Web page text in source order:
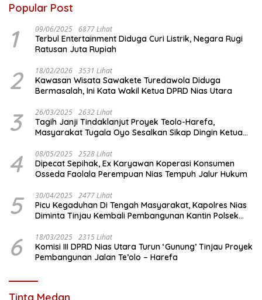
Popular Post
1 09/06/2025 6877 Lihat
Terbul Entertainment Diduga Curi Listrik, Negara Rugi
Ratusan Juta Rupiah
2 18/02/2026 3531 Lihat
Kawasan Wisata Sawakete Turedawola Diduga
Bermasalah, Ini Kata Wakil Ketua DPRD Nias Utara
3 26/03/2025 2632 Lihat
Tagih Janji Tindaklanjut Proyek Teolo-Harefa,
Masyarakat Tugala Oyo Sesalkan Sikap Dingin Ketua
4 08/05/2025 2528 Lihat
Dipecat Sepihak, Ex Karyawan Koperasi Konsumen
Osseda Faolala Perempuan Nias Tempuh Jalur Hukum
5 30/04/2025 2477 Lihat
Picu Kegaduhan Di Tengah Masyarakat, Kapolres Nias
Diminta Tinjau Kembali Pembangunan Kantin Polsek
6 18/03/2025 2315 Lihat
Komisi III DPRD Nias Utara Turun ‘Gunung’ Tinjau Proyek
Pembangunan Jalan Te’olo – Harefa